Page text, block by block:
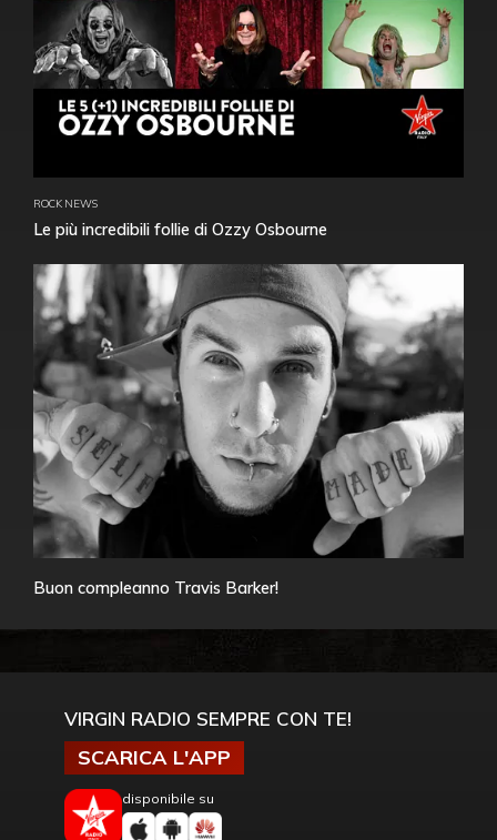
ROCK NEWS
Le più incredibili follie di Ozzy Osbourne
Buon compleanno Travis Barker!
VIRGIN RADIO SEMPRE CON TE!
SCARICA L'APP
disponibile su